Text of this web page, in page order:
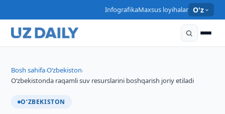
InfografikaMaxsus loyihalar O'z
Bosh sahifa›O‘zbekiston›
Oʻzbekistonda raqamli suv resurslarini boshqarish joriy etiladi
O‘ZBEKISTON